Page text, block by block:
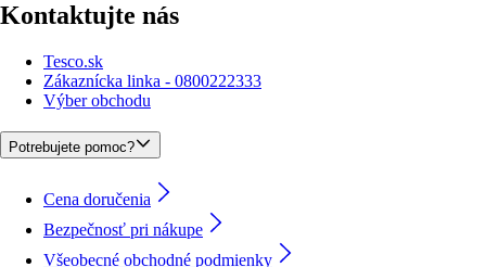
Kontaktujte nás
Tesco.sk
Zákaznícka linka - 0800222333
Výber obchodu
Potrebujete pomoc?
Cena doručenia
Bezpečnosť pri nákupe
Všeobecné obchodné podmienky